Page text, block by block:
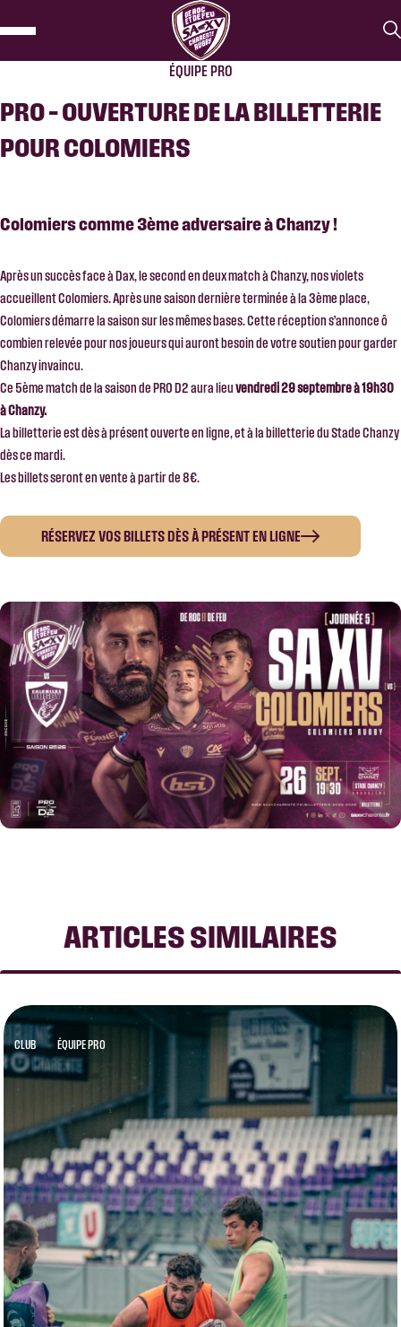
ÉQUIPE PRO
PRO – OUVERTURE DE LA BILLETTERIE
POUR COLOMIERS
Colomiers comme 3ème adversaire à Chanzy !
Après un succès face à Dax, le second en deux match à Chanzy, nos violets
accueillent Colomiers. Après une saison dernière terminée à la 3ème place,
Colomiers démarre la saison sur les mêmes bases. Cette réception s’annonce ô
combien relevée pour nos joueurs qui auront besoin de votre soutien pour garder
Chanzy invaincu.
Ce 5ème match de la saison de PRO D2 aura lieuvendredi 29 septembre à 19h30
à Chanzy.
La billetterie est dès à présent ouverte en ligne, et à la billetterie du Stade Chanzy
dès ce mardi.
Les billets seront en vente à partir de 8€.
RÉSERVEZ VOS BILLETS DÈS À PRÉSENT EN LIGNE
ARTICLES SIMILAIRES
CLUB ÉQUIPE PRO